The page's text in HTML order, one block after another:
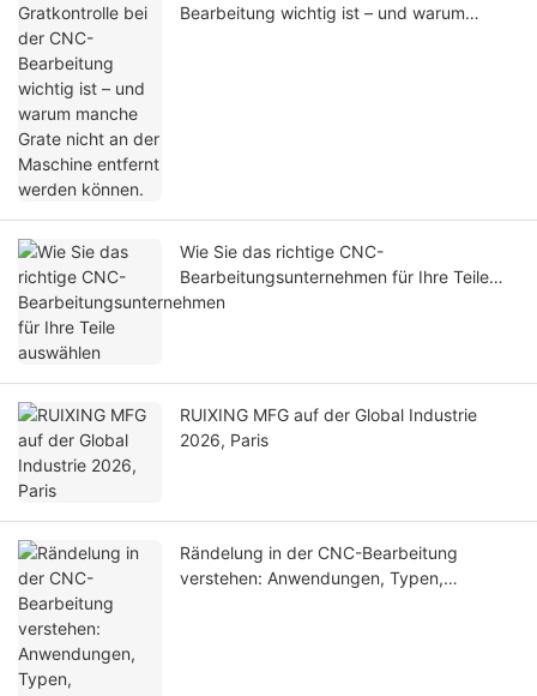
Bearbeitung wichtig ist – und warum
Wie Sie das richtige CNC-
Bearbeitungsunternehmen für Ihre Teile
auswählen
RUIXING MFG auf der Global Industrie
2026, Paris
Rändelung in der CNC-Bearbeitung
verstehen: Anwendungen, Typen,